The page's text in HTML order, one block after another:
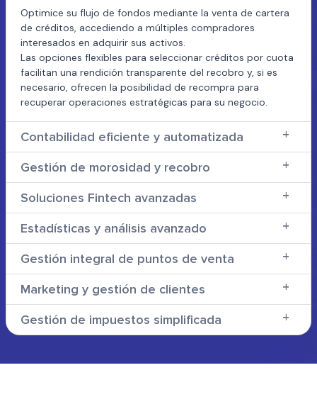
Optimice su flujo de fondos mediante la venta de cartera
de créditos, accediendo a múltiples compradores
interesados en adquirir sus activos.
Las opciones flexibles para seleccionar créditos por cuota
facilitan una rendición transparente del recobro y, si es
necesario, ofrecen la posibilidad de recompra para
recuperar operaciones estratégicas para su negocio.
Contabilidad eficiente y automatizada
Gestión de morosidad y recobro
Soluciones Fintech avanzadas
Estadísticas y análisis avanzado
Gestión integral de puntos de venta
Marketing y gestión de clientes
Gestión de impuestos simplificada